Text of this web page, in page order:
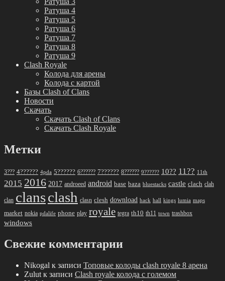
Ратуша 4
Ратуша 5
Ратуша 6
Ратуша 7
Ратуша 8
Ратуша 9
Clash Royale
Колода для арены
Колода с картой
Базы Clash of Clans
Новости
Скачать
Скачать Clash of Clans
Скачать Clash Royale
Метки
3??? 4?????? 4pda 5?????? 6?????? 7?????? 8?????? 9?????? 10?? 11?? 11th
2015 2016 2017 androeed android base baza bluestacks castle clach clah
clan clansclash clasn clesh download hack hall kings lumia maps
market nokia pdalife phone play royale tegra th10 th11 town trashbox
windows
Свежие комментарии
Nikogal к записи Топовые колоды clash royale 8 арена
Zulut к записи Clash royale колода с големом